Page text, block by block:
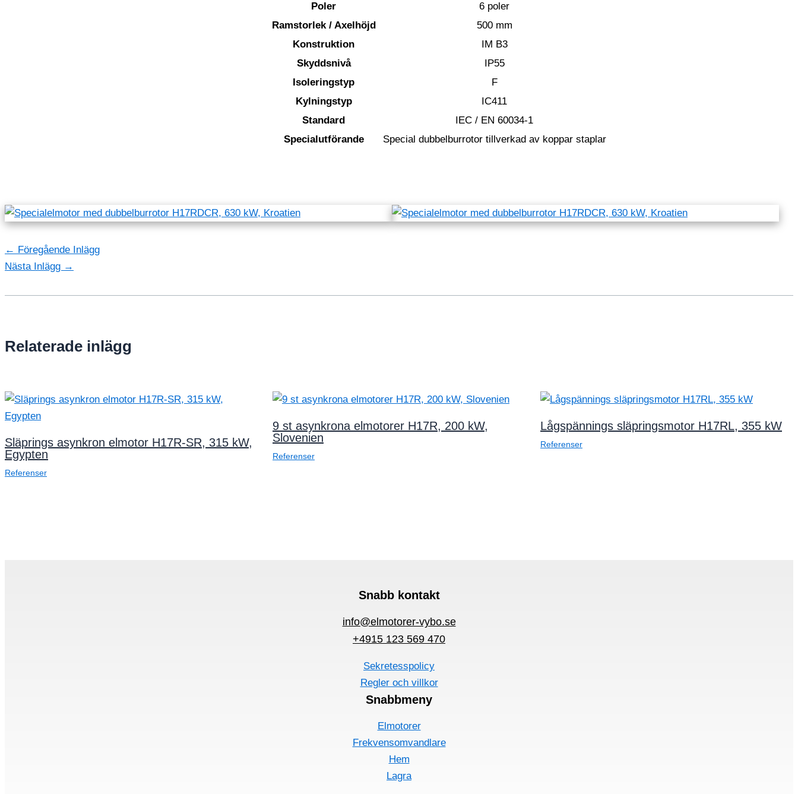
Poler
6 poler
Ramstorlek / Axelhöjd
500 mm
Konstruktion
IM B3
Skyddsnivå
IP55
Isoleringstyp
F
Kylningstyp
IC411
Standard
IEC / EN 60034-1
Specialutförande
Special dubbelburrotor tillverkad av koppar staplar
← Föregående Inlägg
Nästa Inlägg →
Relaterade inlägg
Släprings asynkron elmotor H17R-SR, 315 kW,
Egypten
Referenser
9 st asynkrona elmotorer H17R, 200 kW,
Slovenien
Referenser
Lågspännings släpringsmotor H17RL, 355 kW
Referenser
Snabb kontakt
info@elmotorer-vybo.se
+4915 123 569 470
Sekretesspolicy
Regler och villkor
Snabbmeny
Elmotorer
Frekvensomvandlare
Hem
Lagra